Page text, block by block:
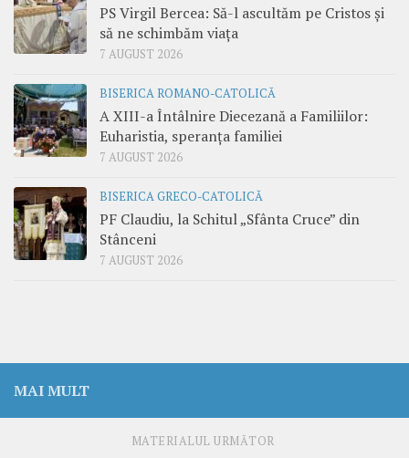
PS Virgil Bercea: Să-l ascultăm pe Cristos și
să ne schimbăm viața
7 AUGUST 2026
BISERICA ROMANO-CATOLICĂ
A XIII-a Întâlnire Diecezană a Familiilor:
Euharistia, speranța familiei
7 AUGUST 2026
BISERICA GRECO-CATOLICĂ
PF Claudiu, la Schitul „Sfânta Cruce” din
Stânceni
7 AUGUST 2026
MAI MULT
MATERIALUL URMĂTOR